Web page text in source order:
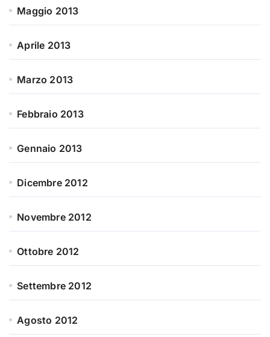
Maggio 2013
Aprile 2013
Marzo 2013
Febbraio 2013
Gennaio 2013
Dicembre 2012
Novembre 2012
Ottobre 2012
Settembre 2012
Agosto 2012